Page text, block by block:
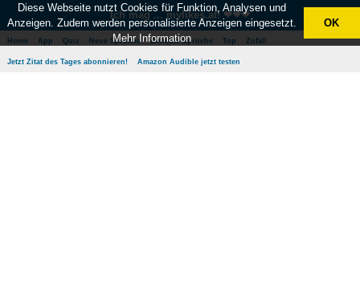
Ich mag ... mylikes.at! ❤❤❤
Home App Quiz Neue Sprüche Beliebte Sprüche Top Zufall
Jetzt Zitat des Tages abonnieren! Amazon Audible jetzt testen
Diese Webseite nutzt Cookies für Funktion, Analysen und
Anzeigen. Zudem werden personalisierte Anzeigen eingesetzt.
Mehr Information
OK